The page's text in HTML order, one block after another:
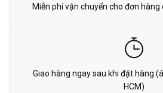
Miễn phí vận chuyển cho đơn
Giao hàng ngay sau khi đặt hàng
HCM)